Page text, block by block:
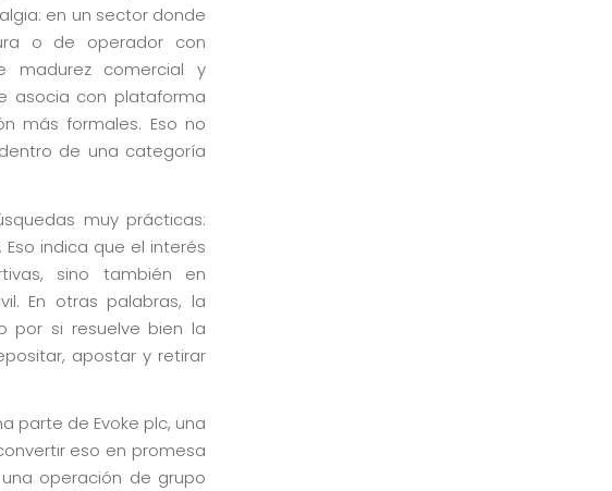
en un sector donde
o de operador con
madurez comercial y
asocia con plataforma
más formales. Eso no
de una categoría
muy prácticas:
Eso indica que el interés
sino también en
En otras palabras, la
por si resuelve bien la
apostar y retirar
parte de Evoke plc, una
eso en promesa
operación de grupo